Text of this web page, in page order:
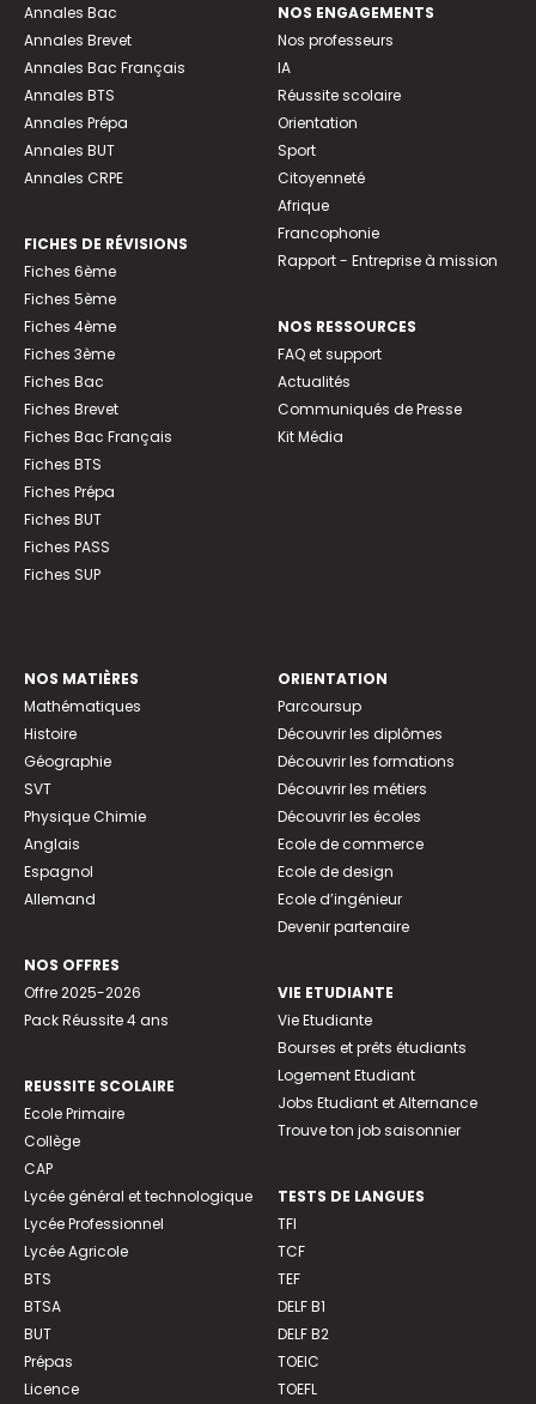
Annales Bac
Annales Brevet
Annales Bac Français
Annales BTS
Annales Prépa
Annales BUT
Annales CRPE
FICHES DE RÉVISIONS
Fiches 6ème
Fiches 5ème
Fiches 4ème
Fiches 3ème
Fiches Bac
Fiches Brevet
Fiches Bac Français
Fiches BTS
Fiches Prépa
Fiches BUT
Fiches PASS
Fiches SUP
NOS ENGAGEMENTS
Nos professeurs
IA
Réussite scolaire
Orientation
Sport
Citoyenneté
Afrique
Francophonie
Rapport - Entreprise à mission
NOS RESSOURCES
FAQ et support
Actualités
Communiqués de Presse
Kit Média
NOS MATIÈRES
Mathématiques
Histoire
Géographie
SVT
Physique Chimie
Anglais
Espagnol
Allemand
NOS OFFRES
Offre 2025-2026
Pack Réussite 4 ans
REUSSITE SCOLAIRE
Ecole Primaire
Collège
CAP
Lycée général et technologique
Lycée Professionnel
Lycée Agricole
BTS
BTSA
BUT
Prépas
Licence
ORIENTATION
Parcoursup
Découvrir les diplômes
Découvrir les formations
Découvrir les métiers
Découvrir les écoles
Ecole de commerce
Ecole de design
Ecole d’ingénieur
Devenir partenaire
VIE ETUDIANTE
Vie Etudiante
Bourses et prêts étudiants
Logement Etudiant
Jobs Etudiant et Alternance
Trouve ton job saisonnier
TESTS DE LANGUES
TFI
TCF
TEF
DELF B1
DELF B2
TOEIC
TOEFL